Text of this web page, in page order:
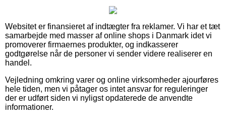
Websitet er finansieret af indtægter fra reklamer. Vi har et tæt
samarbejde med masser af online shops i Danmark idet vi
promoverer firmaernes produkter, og indkasserer
godtgørelse når de personer vi sender videre realiserer en
handel.
Vejledning omkring varer og online virksomheder ajourføres
hele tiden, men vi påtager os intet ansvar for reguleringer
der er udført siden vi nyligst opdaterede de anvendte
informationer.